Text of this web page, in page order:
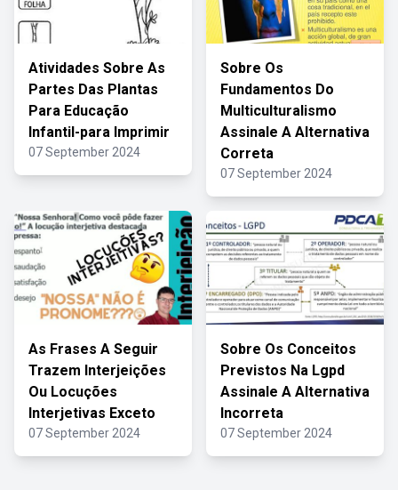
Atividades Sobre As
Partes Das Plantas
Para Educação
Infantil-para Imprimir
07 September 2024
Sobre Os
Fundamentos Do
Multiculturalismo
Assinale A Alternativa
Correta
07 September 2024
As Frases A Seguir
Trazem Interjeições
Ou Locuções
Interjetivas Exceto
07 September 2024
Sobre Os Conceitos
Previstos Na Lgpd
Assinale A Alternativa
Incorreta
07 September 2024